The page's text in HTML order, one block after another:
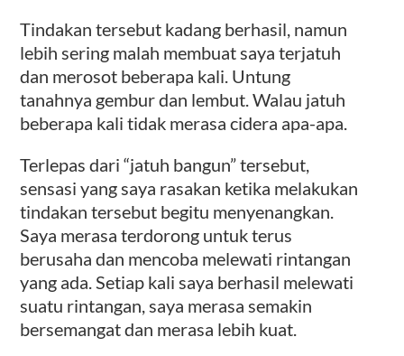
Tindakan tersebut kadang berhasil, namun
lebih sering malah membuat saya terjatuh
dan merosot beberapa kali. Untung
tanahnya gembur dan lembut. Walau jatuh
beberapa kali tidak merasa cidera apa-apa.
Terlepas dari “jatuh bangun” tersebut,
sensasi yang saya rasakan ketika melakukan
tindakan tersebut begitu menyenangkan.
Saya merasa terdorong untuk terus
berusaha dan mencoba melewati rintangan
yang ada. Setiap kali saya berhasil melewati
suatu rintangan, saya merasa semakin
bersemangat dan merasa lebih kuat.